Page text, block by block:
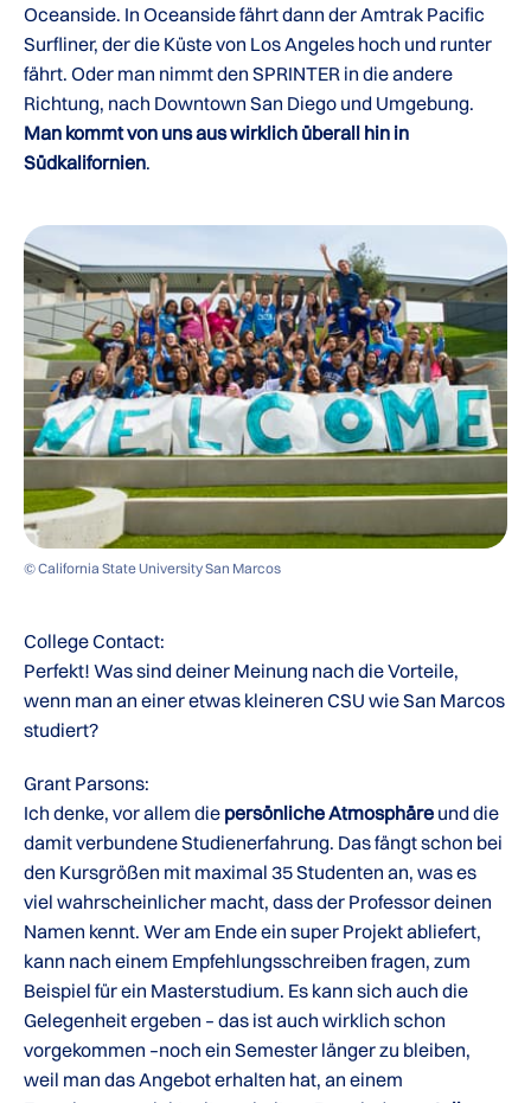
Oceanside. In Oceanside fährt dann der Amtrak Pacific
Surfliner, der die Küste von Los Angeles hoch und runter
fährt. Oder man nimmt den SPRINTER in die andere
Richtung, nach Downtown San Diego und Umgebung.
Man kommt von uns aus wirklich überall hin in
Südkalifornien.
© California State University San Marcos
College Contact:
Perfekt! Was sind deiner Meinung nach die Vorteile,
wenn man an einer etwas kleineren CSU wie San Marcos
studiert?
Grant Parsons:
Ich denke, vor allem die persönliche Atmosphäre und die
damit verbundene Studienerfahrung. Das fängt schon bei
den Kursgrößen mit maximal 35 Studenten an, was es
viel wahrscheinlicher macht, dass der Professor deinen
Namen kennt. Wer am Ende ein super Projekt abliefert,
kann nach einem Empfehlungsschreiben fragen, zum
Beispiel für ein Masterstudium. Es kann sich auch die
Gelegenheit ergeben – das ist auch wirklich schon
vorgekommen –noch ein Semester länger zu bleiben,
weil man das Angebot erhalten hat, an einem